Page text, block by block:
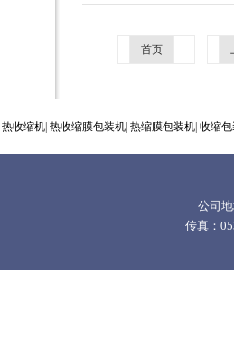
首页
热收缩机| 热收缩膜包装机| 热缩膜包装机| 收缩
公司
传真：